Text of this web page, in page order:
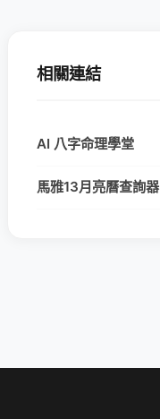
相關連結
AI 八字命理學堂
馬雅13月亮曆查詢器